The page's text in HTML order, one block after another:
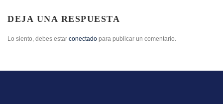
DEJA UNA RESPUESTA
Lo siento, debes estar conectado para publicar un comentario.